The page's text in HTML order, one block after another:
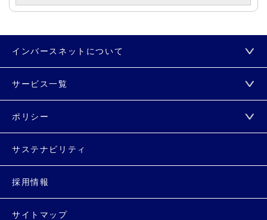
インバースネットについて
サービス一覧
ポリシー
サステナビリティ
採用情報
サイトマップ